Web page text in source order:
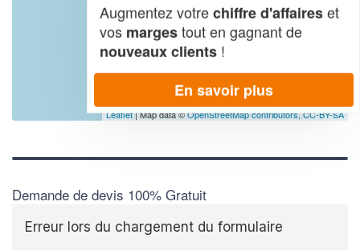
Leaflet| Map data ©OpenStreetMap contributors,CC-BY-SA
Demande de devis 100% Gratuit
Erreur lors du chargement du formulaire
Augmentez votrechiffre d'affaireset
vos margestout en gagnant de
nouveaux clients !
En savoir plus